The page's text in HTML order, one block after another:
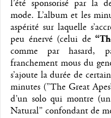
l’été sponsorisé par la
mode. L’album et les
aspérité sur laquelle
peu énervé (celui de
comme par hasard,
franchement mous du
s’ajoute la durée de
minutes (”The Great
d’un solo qui montre
Natural” confondant de